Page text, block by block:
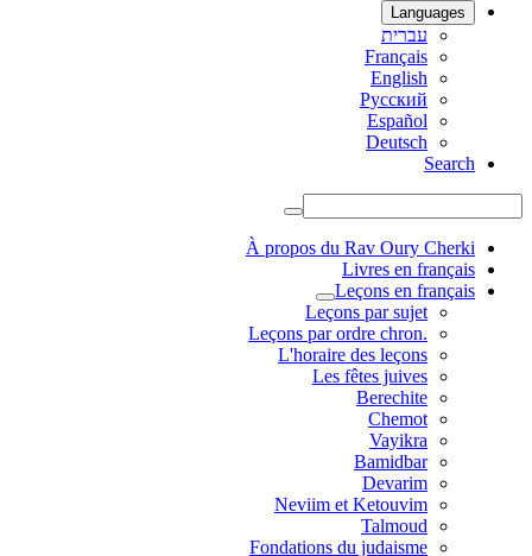
Languages
עברית
Français
English
Русский
Español
Deutsch
Search
À propos du Rav Oury Cherki
Livres en français
Leçons en français
Leçons par sujet
.Leçons par ordre chron
L'horaire des leçons
Les fêtes juives
Berechite
Chemot
Vayikra
Bamidbar
Devarim
Neviim et Ketouvim
Talmoud
Fondations du judaisme